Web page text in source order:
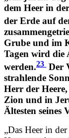
dem Heer in
der Erde auf
Grube und im
Tagen wird die
werden.23 Der
strahlende
Herr der
Zion und in
Ältesten seines
„Das Heer in